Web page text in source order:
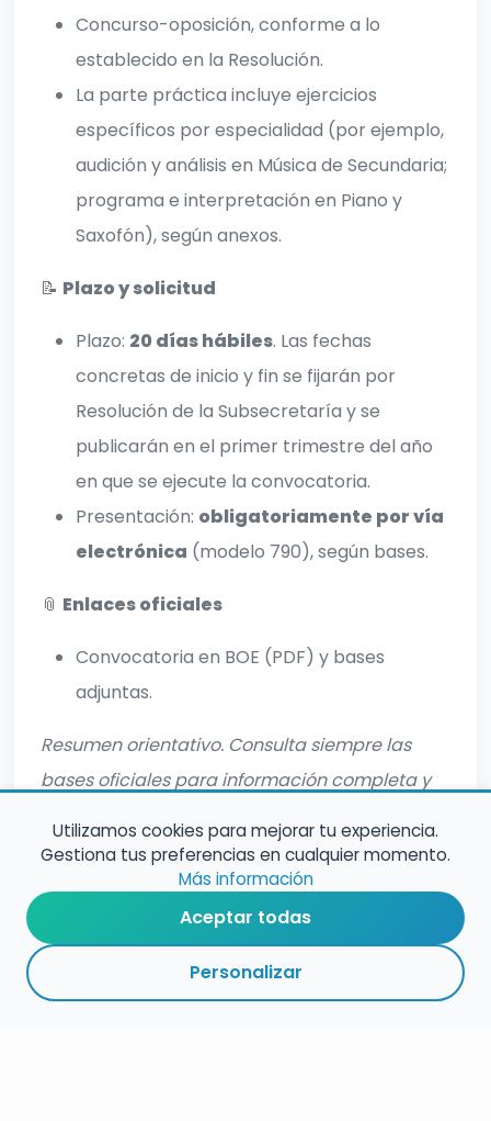
Concurso-oposición, conforme a lo
establecido en la Resolución.
La parte práctica incluye ejercicios
específicos por especialidad (por ejemplo,
audición y análisis en Música de Secundaria;
programa e interpretación en Piano y
Saxofón), según anexos.
📝 Plazo y solicitud
Plazo: 20 días hábiles. Las fechas
concretas de inicio y fin se fijarán por
Resolución de la Subsecretaría y se
publicarán en el primer trimestre del año
en que se ejecute la convocatoria.
Presentación: obligatoriamente por vía
electrónica (modelo 790), según bases.
📎 Enlaces oficiales
Convocatoria en BOE (PDF) y bases
adjuntas.
Resumen orientativo. Consulta siempre las
bases oficiales para información completa y
RESUMEN PLAZOS ESPECIALIDADES ENLACES SEGUIR
Utilizamos cookies para mejorar tu experiencia.
Gestiona tus preferencias en cualquier momento.
Más información
Aceptar todas
Personalizar